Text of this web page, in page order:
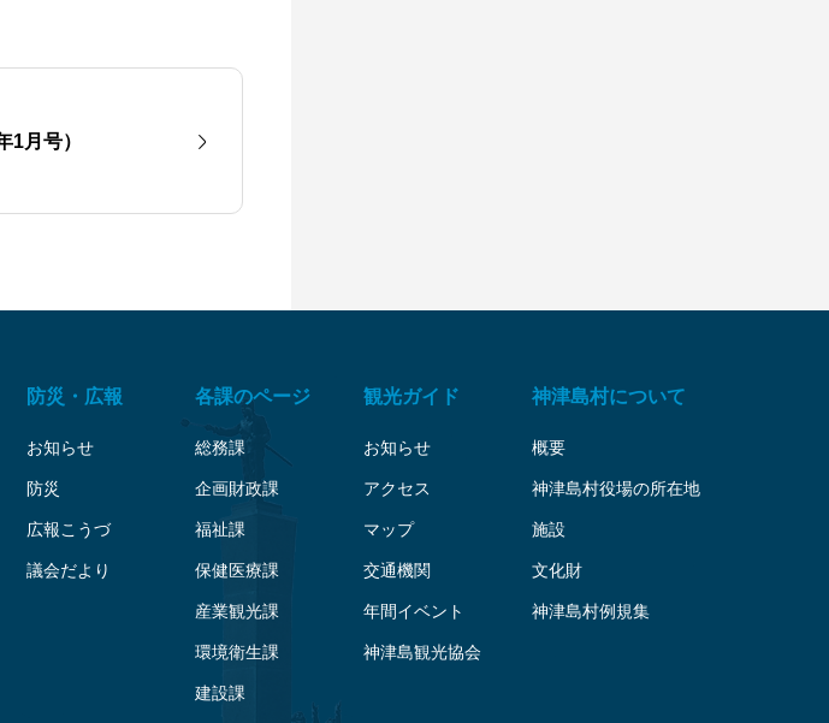
1月号）
防災・広報
お知らせ
防災
広報こうづ
議会だより
各課のページ
総務課
企画財政課
福祉課
保健医療課
産業観光課
環境衛生課
建設課
観光ガイド
お知らせ
アクセス
マップ
交通機関
年間イベント
神津島観光協会
神津島村について
概要
神津島村役場の所在地
施設
文化財
神津島村例規集